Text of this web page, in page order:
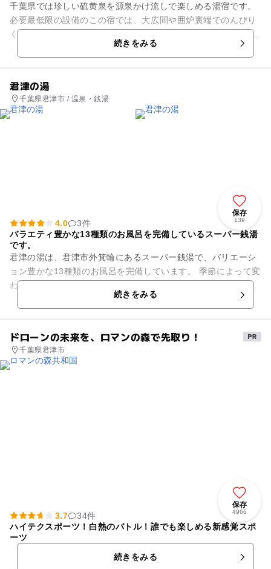
千葉県では珍しい硫黄泉を源泉かけ流しで楽しめる湯宿です。
必要最低限の設備のこの宿では、大広間や囲炉裏端でのんびり
くつろげるという贅沢が堪能できます。 男湯、女湯それぞれに
続きをみる
君津の湯
千葉県君津市 / 温泉・銭湯
保存
139
4.0
3件
バラエティ豊かな13種類のお風呂を完備しているスーパー銭湯
です。
君津の湯は、君津市外箕輪にあるスーパー銭湯で、バリエーシ
ョン豊かな13種類のお風呂を完備しています。 季節によって変
わる「四季の湯」やカルシウム温泉、リラックスジェットバ
ス、肩ほぐしバスなどが...続きをみる
ドローンの未来を、ロマンの森で先取り！
千葉県君津市
保存
4966
3.7
34件
ハイテクスポーツ！白熱のバトル！誰でも楽しめる新感覚スポ
ーツ
続きをみる